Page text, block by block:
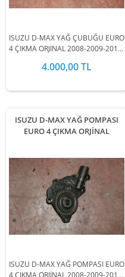
ISUZU D-MAX YAĞ ÇUBUĞU EURO
4 ÇIKMA ORJİNAL 2008-2009-2010-
STOKLARIMIZDA MEVCUTTUR.
4.000,00 TL
ISUZU D-MAX YAĞ POMPASI
EURO 4 ÇIKMA ORJİNAL
ISUZU D-MAX YAĞ POMPASI EURO
4 ÇIKMA ORJİNAL 2008-2009-2010-